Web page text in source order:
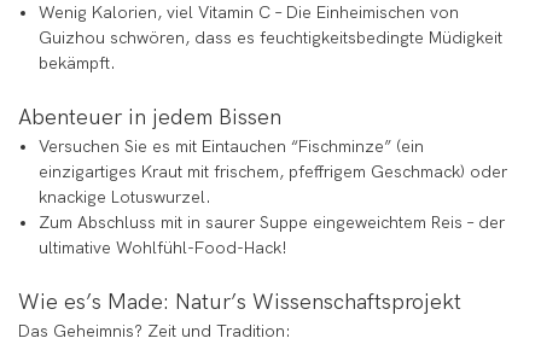
Wenig Kalorien, viel Vitamin C – Die Einheimischen von
Guizhou schwören, dass es feuchtigkeitsbedingte Müdigkeit
bekämpft.
Abenteuer in jedem Bissen
Versuchen Sie es mit Eintauchen “Fischminze” (ein
einzigartiges Kraut mit frischem, pfeffrigem Geschmack) oder
knackige Lotuswurzel.
Zum Abschluss mit in saurer Suppe eingeweichtem Reis – der
ultimative Wohlfühl-Food-Hack!
Wie es’s Made: Natur’s Wissenschaftsprojekt
Das Geheimnis? Zeit und Tradition: